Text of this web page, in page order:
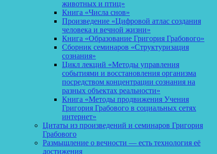
животных и птиц»
Книга «Числа снов»
Произведение «Цифровой атлас создания
человека и вечной жизни»
Книга «Образование Григория Грабового»
Сборник семинаров «Структуризация
сознания»
Цикл лекций «Методы управления
событиями и восстановления организма
посредством концентрации сознания на
разных объектах реальности»
Книга «Методы продвижения Учения
Григория Грабового в социальных сетях
интернет»
Цитаты из произведений и семинаров Григория
Грабового
Размышление о вечности — есть технология её
достижения